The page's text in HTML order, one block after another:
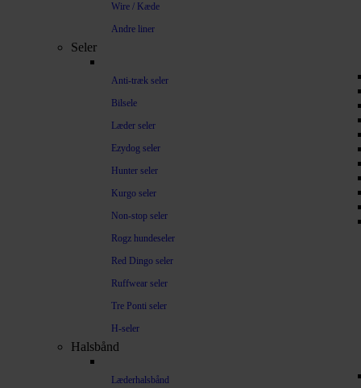
Wire / Kæde
Andre liner
Seler
Anti-træk seler
Bilsele
Læder seler
Ezydog seler
Hunter seler
Kurgo seler
Non-stop seler
Rogz hundeseler
Red Dingo seler
Ruffwear seler
Tre Ponti seler
H-seler
Halsbånd
Læderhalsbånd